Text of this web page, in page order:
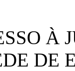
À
DE